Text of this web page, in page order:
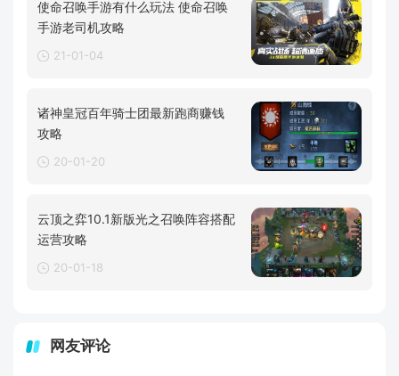
使命召唤手游有什么玩法 使命召唤
手游老司机攻略
21-01-04
诸神皇冠百年骑士团最新跑商赚钱
攻略
20-01-20
云顶之弈10.1新版光之召唤阵容搭配
运营攻略
20-01-18
网友评论